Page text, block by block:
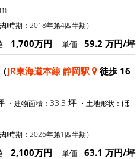
却時期：2018年第4四半期）
1,700万円 単価 59.2 万円/坪
（JR東海道本線 静岡駅
徒歩 16
・建物面積： 33.3 坪 ・土地形状： ほ
却時期：2026年第1四半期）
2,100万円 単価 63.1 万円/坪